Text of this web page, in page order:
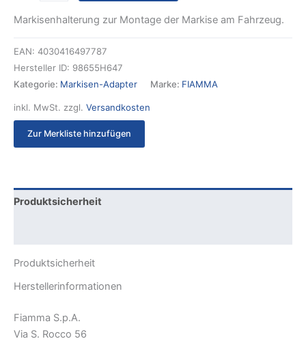
Markisenhalterung zur Montage der Markise am Fahrzeug.
EAN: 4030416497787
Hersteller ID: 98655H647
Kategorie: Markisen-Adapter Marke: FIAMMA
inkl. MwSt. zzgl. Versandkosten
Zur Merkliste hinzufügen
Produktsicherheit
Produktsicherheit
Herstellerinformationen
Fiamma S.p.A.
Via S. Rocco 56